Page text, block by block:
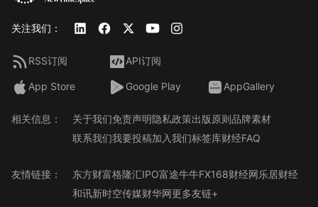
关注我们：
RSS订阅 API订阅
App Store Google Play AppGallery
相关信息： 关于我们免责声明隐私政策出版原则品牌素材
联系我们我要投稿加入我们标签库财经FAQ
友情链接： 东方财富格隆汇IPO富途牛牛FX168财经网乐居财经
和讯新时空传媒财华网更多友链+